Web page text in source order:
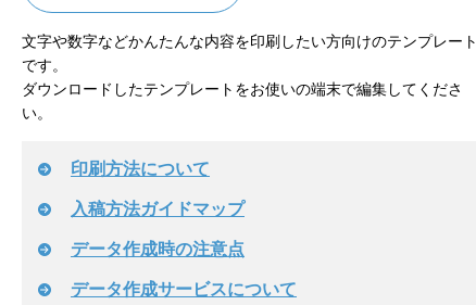
文字や数字などかんたんな内容を印刷したい方向けのテンプレート
です。
ダウンロードしたテンプレートをお使いの端末で編集してくださ
い。
印刷方法について
入稿方法ガイドマップ
データ作成時の注意点
データ作成サービスについて